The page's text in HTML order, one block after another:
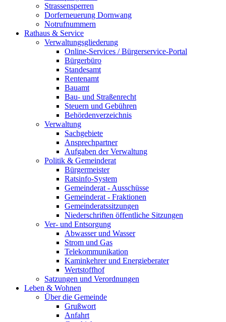
Strassensperren
Dorferneuerung Dornwang
Notrufnummern
Rathaus & Service
Verwaltungsgliederung
Online-Services / Bürgerservice-Portal
Bürgerbüro
Standesamt
Rentenamt
Bauamt
Bau- und Straßenrecht
Steuern und Gebühren
Behördenverzeichnis
Verwaltung
Sachgebiete
Ansprechpartner
Aufgaben der Verwaltung
Politik & Gemeinderat
Bürgermeister
Ratsinfo-System
Gemeinderat - Ausschüsse
Gemeinderat - Fraktionen
Gemeinderatssitzungen
Niederschriften öffentliche Sitzungen
Ver- und Entsorgung
Abwasser und Wasser
Strom und Gas
Telekommunikation
Kaminkehrer und Energieberater
Wertstoffhof
Satzungen und Verordnungen
Leben & Wohnen
Über die Gemeinde
Grußwort
Anfahrt